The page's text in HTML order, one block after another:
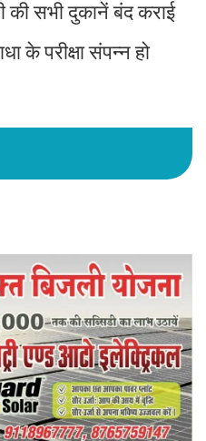
की सभी दुकानें बंद कराई
के परीक्षा संपन्न हो